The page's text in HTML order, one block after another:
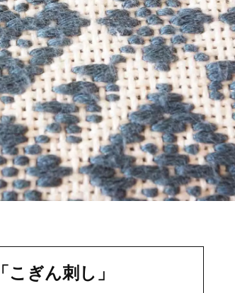
こぎん刺し」